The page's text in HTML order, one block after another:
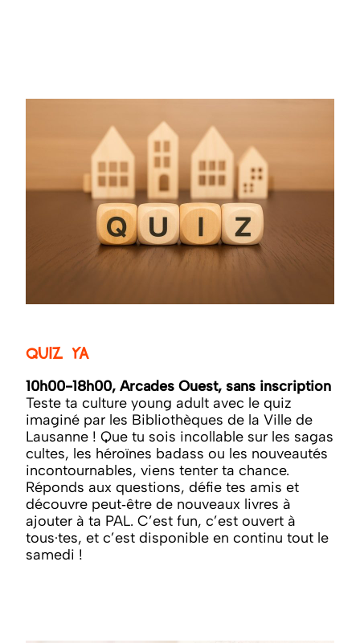
Quiz YA
10h00-18h00, Arcades Ouest, sans inscription
Teste ta culture young adult avec le quiz
imaginé par les Bibliothèques de la Ville de
Lausanne ! Que tu sois incollable sur les sagas
cultes, les héroïnes badass ou les nouveautés
incontournables, viens tenter ta chance.
Réponds aux questions, défie tes amis et
découvre peut‑être de nouveaux livres à
ajouter à ta PAL. C’est fun, c’est ouvert à
tous·tes, et c’est disponible en continu tout le
samedi !